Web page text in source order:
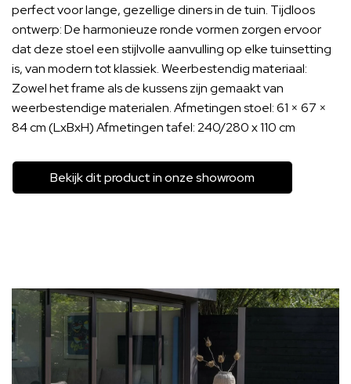
perfect voor lange, gezellige diners in de tuin. Tijdloos
ontwerp: De harmonieuze ronde vormen zorgen ervoor
dat deze stoel een stijlvolle aanvulling op elke tuinsetting
is, van modern tot klassiek. Weerbestendig materiaal:
Zowel het frame als de kussens zijn gemaakt van
weerbestendige materialen. Afmetingen stoel: 61 × 67 ×
84 cm (LxBxH) Afmetingen tafel: 240/280 x 110 cm
Bekijk dit product in onze showroom